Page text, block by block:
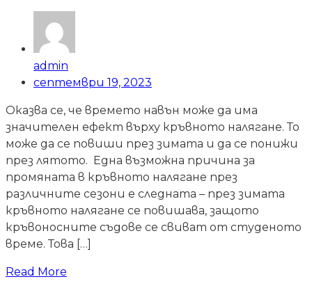
admin
септември 19, 2023
Оказва се, че времето навън може да има
значителен ефект върху кръвното налягане. То
може да се повиши през зимата и да се понижи
през лятото. Една възможна причина за
промяната в кръвното налягане през
различните сезони е следната – през зимата
кръвното налягане се повишава, защото
кръвоносните съдове се свиват от студеното
време. Това […]
Read More